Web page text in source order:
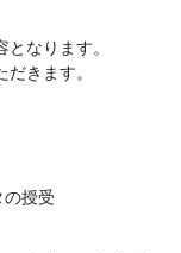
なります。
きます。
の授受